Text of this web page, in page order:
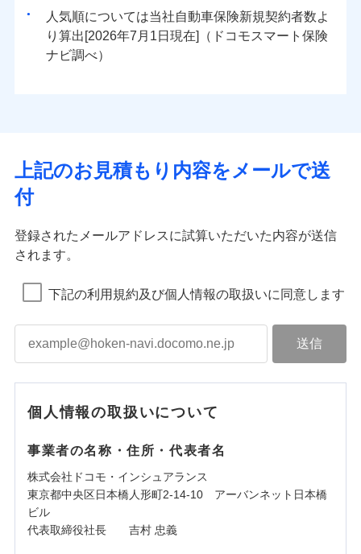
人気順については当社
新規契約者数よ
り算出[
年 月
日現在]（ドコモスマート保険
ナビ調べ）
上記のお見積もり内容をメールで送
付
登録されたメールアドレスに試算いただいた内容が送信
されます。
下記の利用規約及び個人情報の取扱いに同意します
個人情報の取扱いについて
事業者の名称・住所・代表者名
株式会社ドコモ・インシュアランス
東京都中央区日本橋人形町2-14-10 アーバンネット日本橋
ビル
代表取締役社長 吉村 忠義